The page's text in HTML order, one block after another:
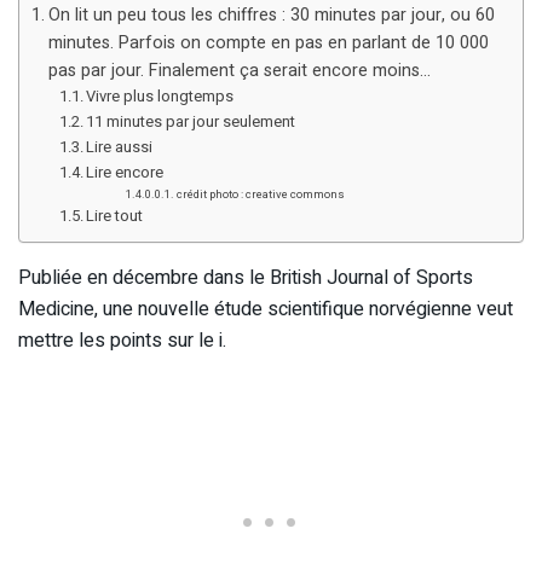
On lit un peu tous les chiffres : 30 minutes par jour, ou 60
minutes. Parfois on compte en pas en parlant de 10 000
pas par jour. Finalement ça serait encore moins…
Vivre plus longtemps
11 minutes par jour seulement
Lire aussi
Lire encore
crédit photo : creative commons
Lire tout
Publiée en décembre dans le British Journal of Sports
Medicine, une nouvelle étude scientifique norvégienne veut
mettre les points sur le i.